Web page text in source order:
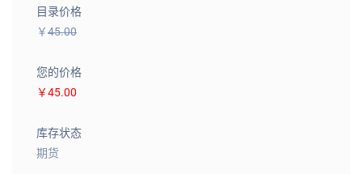
目录价格
￥45.00
您的价格
￥45.00
库存状态
期货